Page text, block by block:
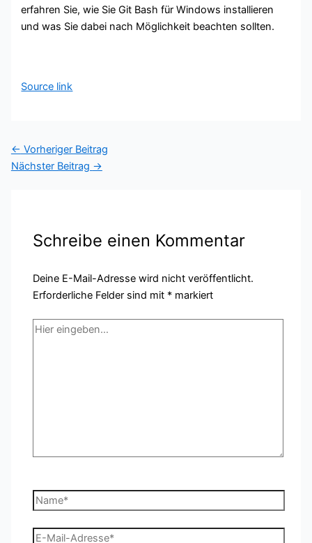
erfahren Sie, wie Sie Git Bash für Windows installieren
und was Sie dabei nach Möglichkeit beachten sollten.
Source link
← Vorheriger Beitrag
Nächster Beitrag →
Schreibe einen Kommentar
Deine E-Mail-Adresse wird nicht veröffentlicht.
Erforderliche Felder sind mit * markiert
Hier
Name*
E-